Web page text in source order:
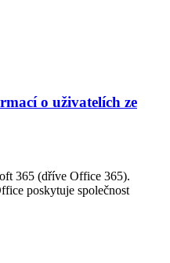
o uživatelích ze
365 (dříve Office 365).
poskytuje společnost